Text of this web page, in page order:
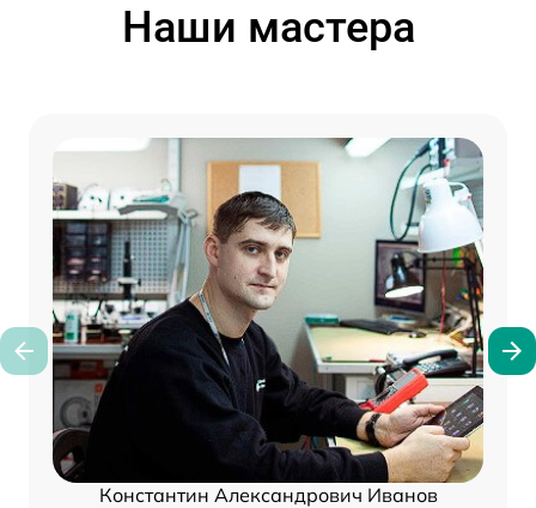
Наши мастера
Константин Александрович Иванов